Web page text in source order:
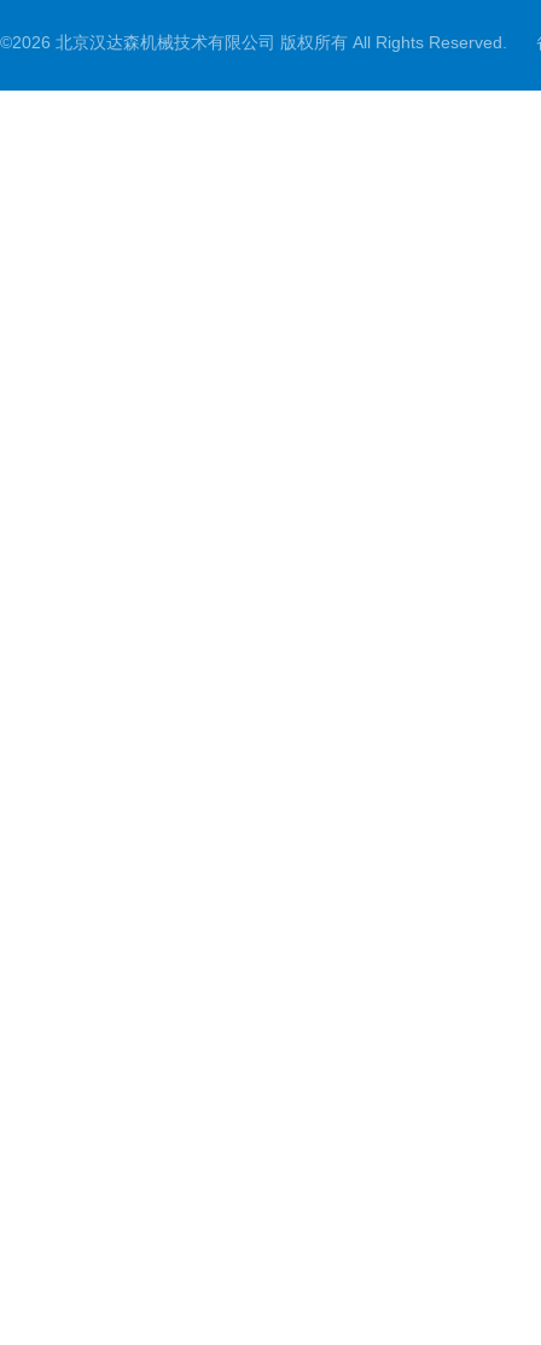
©2026 北京汉达森机械技术有限公司 版权所有 All Rights Reserved.